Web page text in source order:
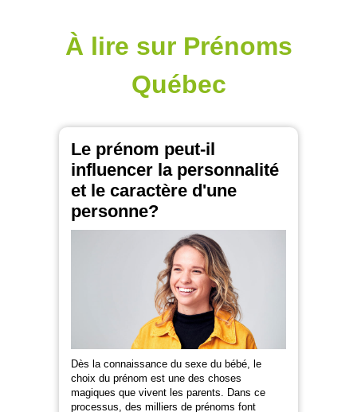
À lire sur Prénoms
Québec
Le prénom peut-il
influencer la personnalité
et le caractère d'une
personne?
Dès la connaissance du sexe du bébé, le
choix du prénom est une des choses
magiques que vivent les parents. Dans ce
processus, des milliers de prénoms font